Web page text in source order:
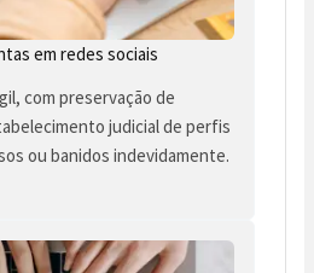
em redes sociais
com preservação de
judicial de perfis
ou banidos indevidamente.